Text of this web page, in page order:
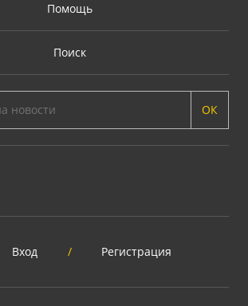
Помощь
Поиск
ОК
Вход / Регистрация